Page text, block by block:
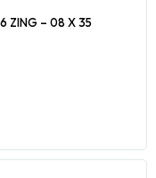
ZING – 08 X 35